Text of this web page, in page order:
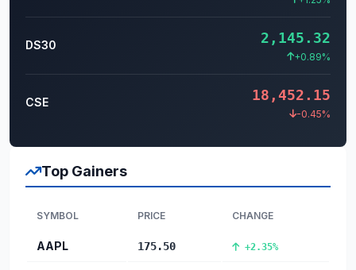
DS30 2,145.32
+0.89%
CSE 18,452.15
-0.45%
Top Gainers
SYMBOL PRICE CHANGE
AAPL 175.50 +2.35%